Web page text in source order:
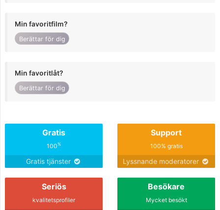
Min favoritfilm?
Berättar för dig
Min favoritlåt?
Berättar för dig
Gratis
100%
Gratis tjänster
Support
100% gratis
Lyssnande moderatorer
Seriös
kvalitetsprofiler
Besökare
Mycket besökt